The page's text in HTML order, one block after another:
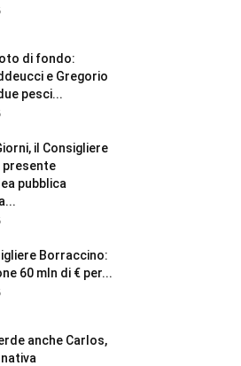
di fondo:
e Gregorio
pesci...
il Consigliere
presente
pubblica
Borraccino:
60 mln di € per...
anche Carlos,